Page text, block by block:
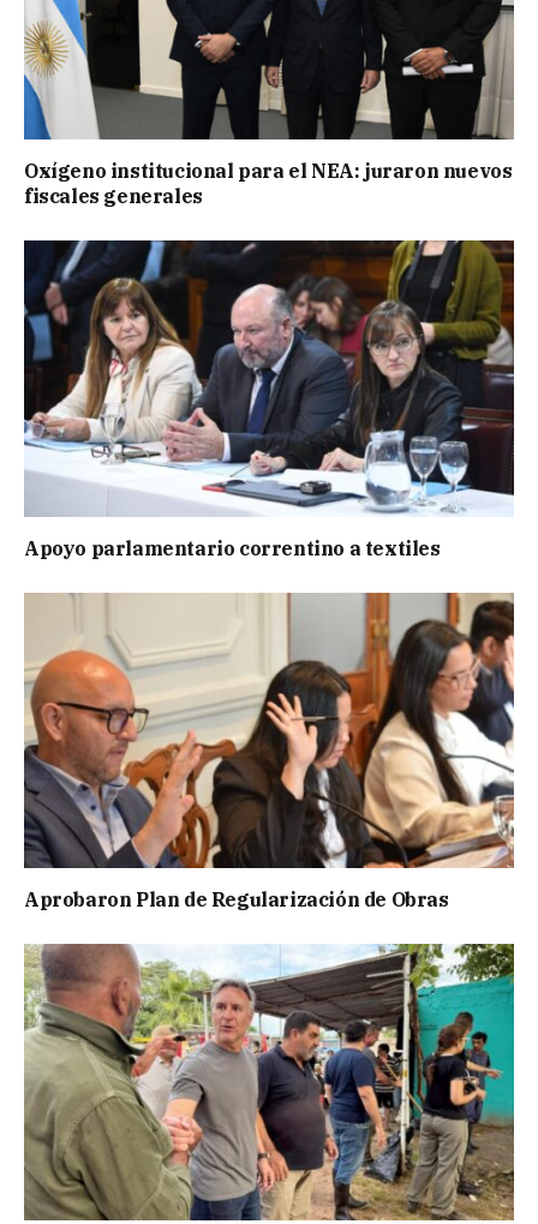
Oxígeno institucional para el NEA: juraron nuevos
fiscales generales
Apoyo parlamentario correntino a textiles
Aprobaron Plan de Regularización de Obras